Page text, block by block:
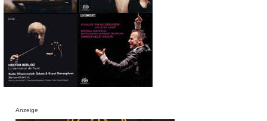
Anzeige